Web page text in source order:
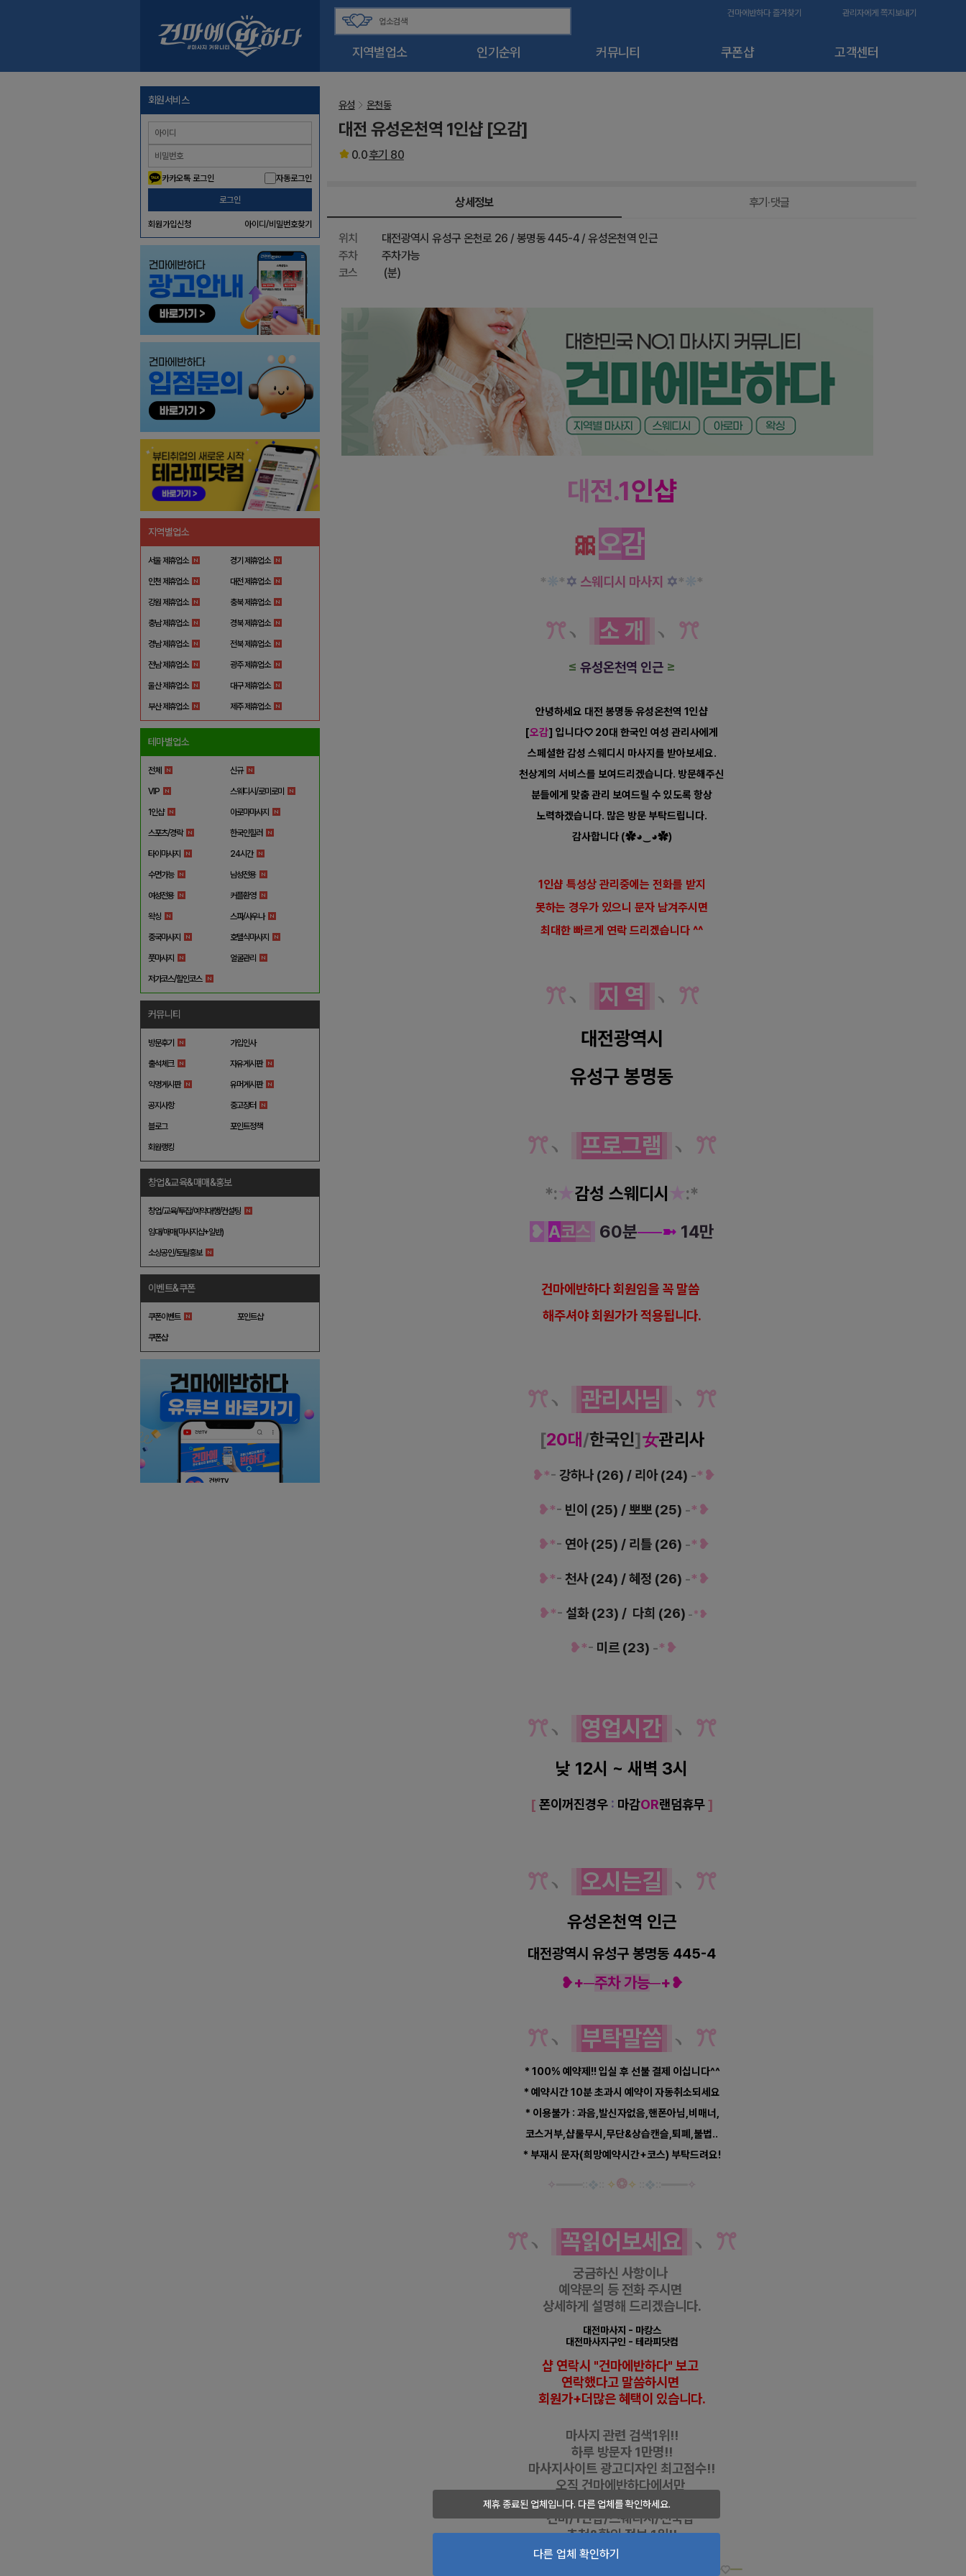
지역별업소 인기순위 커뮤니티 쿠폰샵 고객센터
건마에반하다 즐겨찾기 관리자에게 쪽지보내기
회원서비스
카카오톡 로그인 자동로그인
로그인
회원가입신청 아이디/비밀번호찾기
지역별업소
서울 제휴업소 경기 제휴업소
인천 제휴업소 대전 제휴업소
강원 제휴업소 충북 제휴업소
충남 제휴업소 경북 제휴업소
경남 제휴업소 전북 제휴업소
전남 제휴업소 광주 제휴업소
울산 제휴업소 대구 제휴업소
부산 제휴업소 제주 제휴업소
테마별업소
전체 신규
VIP 스웨디시/로미로미
1인샵 아로마마사지
스포츠/경락 한국인힐러
타이마사지 24시간
수면가능 남성전용
여성전용 커플환영
왁싱 스파/사우나
중국마사지 호텔식마사지
풋마사지 얼굴관리
저가코스/할인코스
커뮤니티
방문후기 가입인사
출석체크 자유게시판
익명게시판 유머게시판
공지사항 중고장터
블로그 포인트정책
회원랭킹
창업&교육&매매&홍보
창업/교육/투잡/예약대행/컨설팅
임대/매매(마사지샵+일반)
소상공인/토탈홍보
이벤트&쿠폰
쿠폰이벤트 포인트샵
쿠폰샵
제휴 종료된 업체입니다. 다른 업체를 확인하세요.
다른 업체 확인하기
유성 온천동
대전 유성온천역 1인샵 [오감]
0.0후기 80
상세정보 후기·댓글
위치
대전광역시 유성구 온천로 26 / 봉명동 445-4 / 유성온천역 인근
주차
주차가능
코스
(분)
대전.1인샵
🎀오감
* *✡ 스웨디시 마사지 ✡* *
ꔫ﹆ 소 개 ﹆ ꔫ
≤ 유성온천역 인근 ≥
안녕하세요 대전 봉명동 유성온천역 1인샵
[오감] 입니다♡ 20대 한국인 여성 관리사에게
스페셜한감성 스웨디시 마사지를 받아보세요.
천상계의 서비스를 보여드리겠습니다. 방문해주신
분들에게 맞춤 관리 보여드릴 수 있도록 항상
노력하겠습니다. 많은 방문 부탁드립니다.
감사합니다 (✿◕‿◕✿)
1인샵 특성상 관리중에는 전화를 받지
못하는 경우가 있으니 문자 남겨주시면
최대한 빠르게 연락 드리겠습니다 ^^
ꔫ﹆ 지 역 ﹆ ꔫ
대전광역시
유성구봉명동
ꔫ﹆ 프로그램 ﹆ ꔫ
*:★감성 스웨디시★:*
❥ A코스 60분──➼14만
건마에반하다 회원임을 꼭 말씀
해주셔야 회원가가 적용됩니다.
ꔫ﹆ 관리사님 ﹆ ꔫ
[20대/한국인]女관리사
❥*- 강하나 (26) / 리아 (24) -*❥
❥*- 빈이 (25) / 뽀뽀 (25) -*❥
❥*- 연아 (25) / 리틀 (26) -*❥
❥*- 천사 (24) / 혜정 (26) -*❥
❥*- 설화 (23) / 다희 (26) -*❥
❥*- 미르 (23) -*❥
ꔫ﹆ 영업시간 ﹆ ꔫ
낮 12시 ~ 새벽 3시
[ 폰이꺼진경우 : 마감OR랜덤휴무]
ꔫ﹆ 오시는길 ﹆ ꔫ
유성온천역 인근
대전광역시 유성구 봉명동 445-4
❥+─주차 가능─+❥
ꔫ﹆ 부탁말씀 ﹆ ꔫ
* 100% 예약제!! 입실 후 선불 결제 이십니다^^
* 예약시간 10분 초과시 예약이 자동취소되세요
* 이용불가 : 과음,발신자없음,핸폰아님,비매너,
코스거부,샵룰무시,무단&상습캔슬,퇴폐,불법..
* 부재시 문자(희망예약시간+코스) 부탁드려요!
✧❂✧
ꔫ﹆ 꼭읽어보세요 ﹆ ꔫ
궁금하신 사항이나
예약문의 등 전화 주시면
상세하게 설명해 드리겠습니다.
대전마사지 - 마캉스
대전마사지구인 - 테라피닷컴
샵 연락시 "건마에반하다" 보고
연락했다고 말씀하시면
회원가+더많은 혜택이 있습니다.
마사지 관련 검색1위!!
하루 방문자 1만명!!
마사지사이트 광고디자인 최고점수!!
오직 건마에반하다에서만
누릴 수 있는 특권!!
건마/1인샵/스웨디시/전국샵
추천&할인 정보 1위!!
♡━